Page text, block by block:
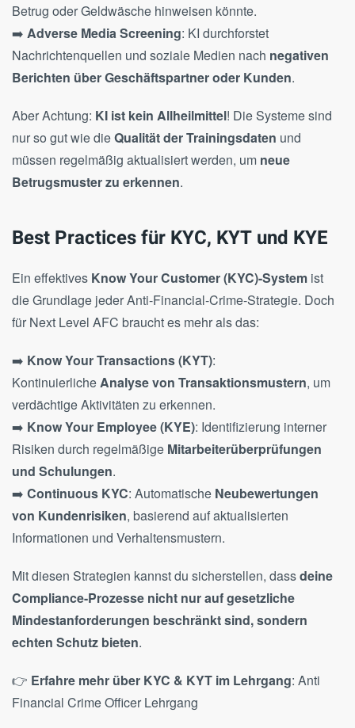
Betrug oder Geldwäsche hinweisen könnte.
➡️ Adverse Media Screening: KI durchforstet
Nachrichtenquellen und soziale Medien nach negativen
Berichten über Geschäftspartner oder Kunden.
Aber Achtung: KI ist kein Allheilmittel! Die Systeme sind
nur so gut wie dieQualität der Trainingsdaten und
müssen regelmäßig aktualisiert werden, um neue
Betrugsmuster zu erkennen.
Best Practices für KYC, KYT und KYE
Ein effektives Know Your Customer (KYC)-System ist
die Grundlage jeder Anti-Financial-Crime-Strategie. Doch
für Next Level AFC braucht es mehr als das:
➡️ Know Your Transactions (KYT):
KontinuierlicheAnalyse von Transaktionsmustern, um
verdächtige Aktivitäten zu erkennen.
➡️ Know Your Employee (KYE): Identifizierung interner
Risiken durch regelmäßige Mitarbeiterüberprüfungen
und Schulungen.
➡️ Continuous KYC: Automatische Neubewertungen
von Kundenrisiken, basierend auf aktualisierten
Informationen und Verhaltensmustern.
Mit diesen Strategien kannst du sicherstellen, dassdeine
Compliance-Prozesse nicht nur auf gesetzliche
Mindestanforderungen beschränkt sind, sondern
echten Schutz bieten.
👉 Erfahre mehr über KYC & KYT im Lehrgang: Anti
Financial Crime Officer Lehrgang